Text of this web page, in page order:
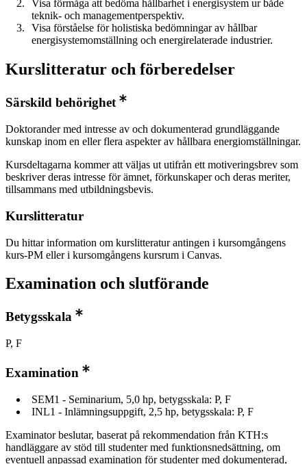
Visa förmåga att bedöma hållbarhet i energisystem ur både
teknik- och managementperspektiv.
Visa förståelse för holistiska bedömningar av hållbar
energisystemomställning och energirelaterade industrier.
Kurslitteratur och förberedelser
Särskild behörighet
Doktorander med intresse av och dokumenterad grundläggande
kunskap inom en eller flera aspekter av hållbara energiomställningar.
Kursdeltagarna kommer att väljas ut utifrån ett motiveringsbrev som
beskriver deras intresse för ämnet, förkunskaper och deras meriter,
tillsammans med utbildningsbevis.
Kurslitteratur
Du hittar information om kurslitteratur antingen i kursomgångens
kurs-PM eller i kursomgångens kursrum i Canvas.
Examination och slutförande
Betygsskala
P, F
Examination
SEM1 - Seminarium, 5,0 hp, betygsskala: P, F
INL1 - Inlämningsuppgift, 2,5 hp, betygsskala: P, F
Examinator beslutar, baserat på rekommendation från KTH:s
handläggare av stöd till studenter med funktionsnedsättning, om
eventuell anpassad examination för studenter med dokumenterad,